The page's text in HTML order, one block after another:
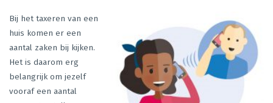
Bij het taxeren van een
huis komen er een
aantal zaken bij kijken.
Het is daarom erg
belangrijk om jezelf
vooraf een aantal